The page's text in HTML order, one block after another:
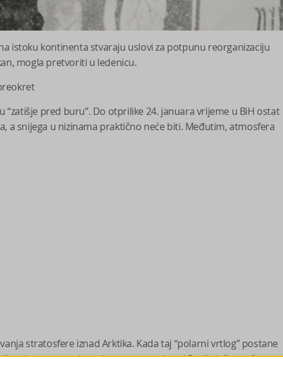
istoku kontinenta stvaraju uslovi za potpunu reorganizaciju
mogla pretvoriti u ledenicu.
pred buru”. Do otprilike 24. januara vrijeme u BiH ostat
a snijega u nizinama praktično neće biti. Međutim, atmosfera
stratosfere iznad Arktika. Kada taj “polarni vrtlog” postane
se prema jugu. Istovremeno, iznad Rusije jača snažan